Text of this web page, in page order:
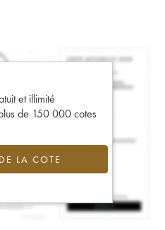
et illimité
de 150 000 cotes
LA COTE